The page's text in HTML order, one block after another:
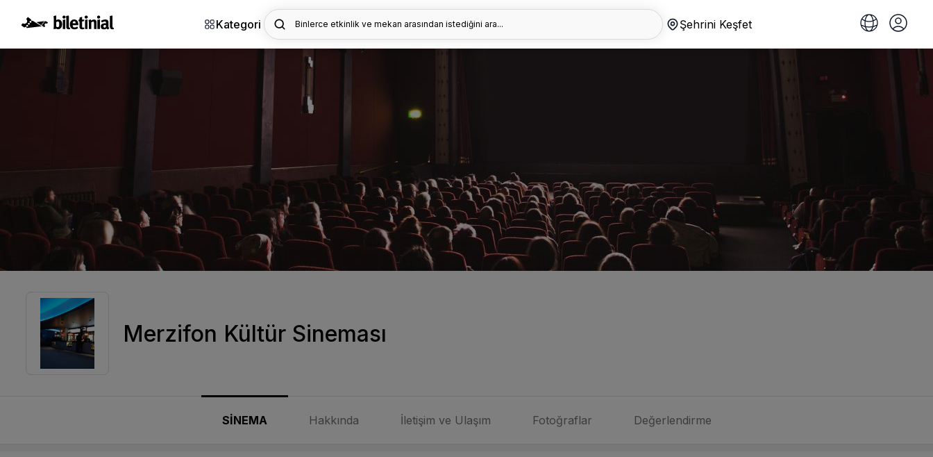
Kategori Binlerce etkinlik ve mekan arasından istediğini ara... Şehrini Keşfet
Merzifon Kültür Sineması
SİNEMA Hakkında İletişim ve Ulaşım Fotoğraflar Değerlendirme